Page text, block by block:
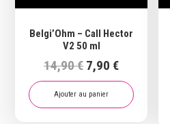
Belgi’Ohm – Call Hector
V2 50 ml
14,90€ Le
prix
initial
était :
7,90€Le
prix
actuel
est :
Ajouter au panier